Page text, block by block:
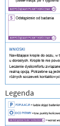
Legenda